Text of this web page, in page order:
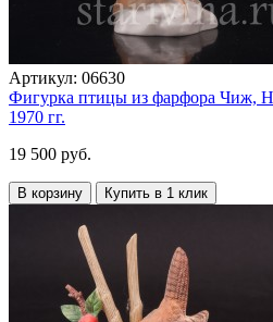
Артикул: 06630
Фигурка птицы из фарфора Чиж,
1970 гг.
19 500 руб.
В корзину Купить в 1 клик